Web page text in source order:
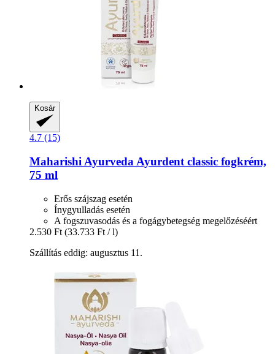
Kosár
4.7 (15)
Maharishi Ayurveda Ayurdent classic fogkrém,
75 ml
Erős szájszag esetén
Ínygyulladás esetén
A fogszuvasodás és a fogágybetegség megelőzéséért
2.530 Ft (33.733 Ft / l)
Szállítás eddig: augusztus 11.